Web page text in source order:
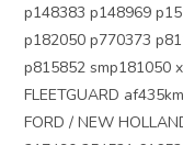
p148383 p148969
p182050 p770373
p815852 smp181050
FLEETGUARD af435km
FORD / NEW